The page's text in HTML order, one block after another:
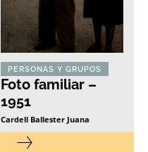
PERSONAS Y GRUPOS
Foto familiar –
1951
Cardell Ballester Juana